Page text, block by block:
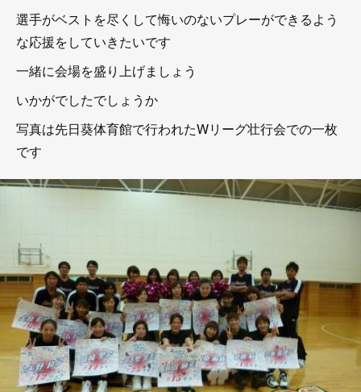
選手がベストを尽くして悔いのないプレーができるよう
な応援をしていきたいです
一緒に会場を盛り上げましょう
いかがでしたでしょうか
写真は先日葵体育館で行われたWリーグ壮行会での一枚
です